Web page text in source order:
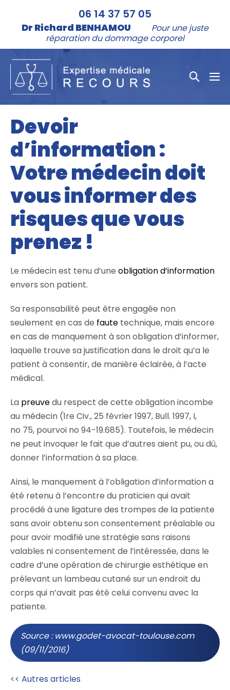
contenu
06 14 37 57 05
Dr Richard BENHAMOU
Pour une juste
réparation du dommage corporel
Devoir
d’information :
Votre médecin doit
vous informer des
risques que vous
prenez !
Le médecin est tenu d’une obligation d’information
envers son patient.
Sa responsabilité peut être engagée non
seulement en cas de faute technique, mais encore
en cas de manquement à son obligation d’informer,
laquelle trouve sa justification dans le droit qu’a le
patient à consentir, de manière éclairée, à l’acte
médical.
La preuvedu respect de cette obligation incombe
au médecin (1re Civ., 25 février 1997, Bull. 1997, I,
no 75, pourvoi no 94-19.685). Toutefois, le médecin
ne peut invoquer le fait que d’autres aient pu, ou dû,
donner l’information à sa place.
Ainsi, le manquement à l’obligation d’information a
été retenu à l’encontre du praticien qui avait
procédé à une ligature des trompes de la patiente
sans avoir obtenu son consentement préalable ou
pour avoir modifié une stratégie sans raisons
valables ni consentement de l’intéressée, dans le
cadre d’une opération de chirurgie esthétique en
prélevant un lambeau cutané sur un endroit du
corps qui n’avait pas été celui convenu avec la
patiente.
Source : www.godet-avocat-toulouse.com
(09/11/2016)
<< Autres articles